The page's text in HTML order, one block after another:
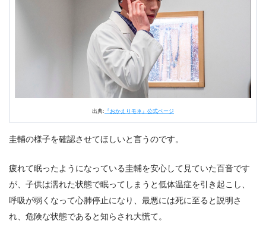
出典: 『おかえりモネ』公式ページ
圭輔の様子を確認させてほしいと言うのです。
疲れて眠ったようになっている圭輔を安心して見ていた百音です
が、子供は濡れた状態で眠ってしまうと低体温症を引き起こし、
呼吸が弱くなって心肺停止になり、最悪には死に至ると説明さ
れ、危険な状態であると知らされ大慌て。